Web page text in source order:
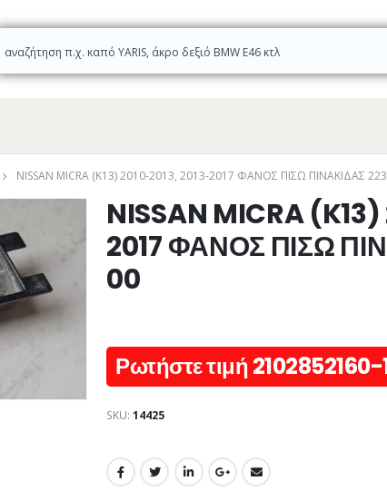
NISSAN MICRA (K13) 2010-2013, 2013-2017 ΦΑΝΟΣ ΠΙΣΩ ΠΙΝΑΚΙΔΑΣ
NISSAN MICRA
2017 ΦΑΝΟΣ ΠΙΣΩ
00
Ρωτήστε τιμή 2102852160-
SKU: 14425